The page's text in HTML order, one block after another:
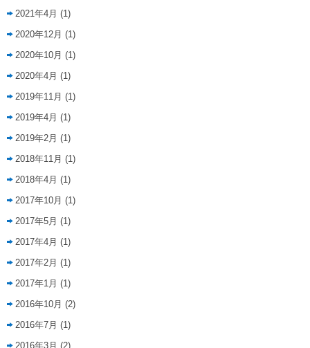
2021年4月 (1)
2020年12月 (1)
2020年10月 (1)
2020年4月 (1)
2019年11月 (1)
2019年4月 (1)
2019年2月 (1)
2018年11月 (1)
2018年4月 (1)
2017年10月 (1)
2017年5月 (1)
2017年4月 (1)
2017年2月 (1)
2017年1月 (1)
2016年10月 (2)
2016年7月 (1)
2016年3月 (2)